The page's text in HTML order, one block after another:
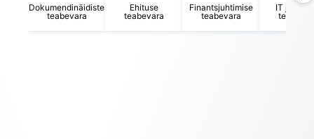
Dokumendinäidiste
teabevara
Ehituse
teabevara
Finantsjuhtimise
teabevara
IT